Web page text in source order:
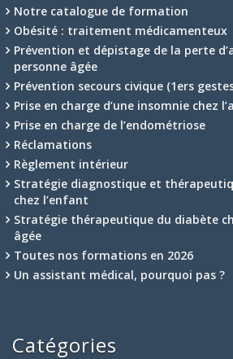
Notre catalogue de formation
Obésité : traitement médicamenteux
Prévention et dépistage de la perte
personne âgée
Prévention secours civique (1ers
Prise en charge d’une insomnie chez
Prise en charge de l’endométriose
Réclamations
Règlement intérieur
Stratégie diagnostique et
chez l’enfant
Stratégie thérapeutique du diabète
âgée
Toutes nos formations en 2026
Un assistant médical, pourquoi pas ?
Catégories